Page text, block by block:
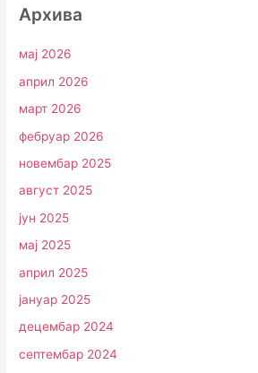
Архива
мај 2026
април 2026
март 2026
фебруар 2026
новембар 2025
август 2025
јун 2025
мај 2025
април 2025
јануар 2025
децембар 2024
септембар 2024